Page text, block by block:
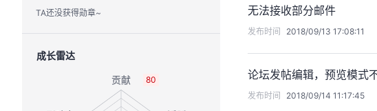
TA还没获得勋章~
成长雷达
80
无法接收部分邮件
发布时间 2018/09/13 17:08:11
论坛发帖编辑，预览模式
发布时间 2018/09/14 11:17:45